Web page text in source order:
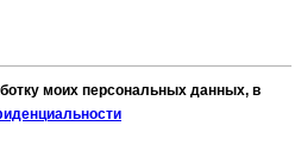
моих персональных данных, в